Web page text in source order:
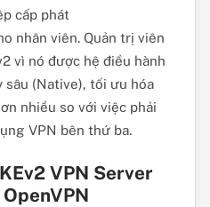
cấp phát
nhân viên. Quản trị viên
vì nó được hệ điều hành
(Native), tối ưu hóa
nhiều so với việc phải
VPN bên thứ ba.
VPN Server